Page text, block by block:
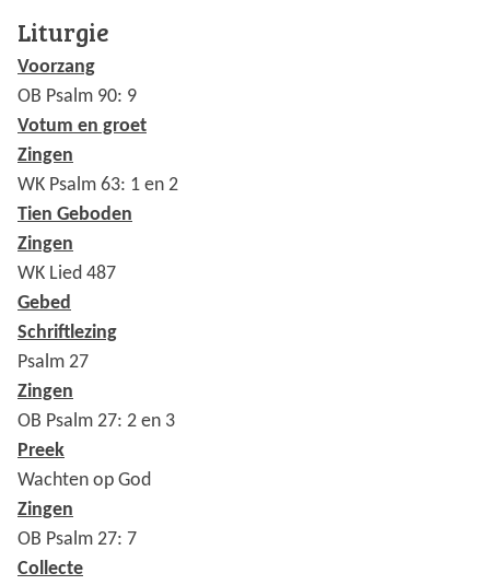
Liturgie
Voorzang
OB Psalm 90: 9
Votum en groet
Zingen
WK Psalm 63: 1 en 2
Tien Geboden
Zingen
WK Lied 487
Gebed
Schriftlezing
Psalm 27
Zingen
OB Psalm 27: 2 en 3
Preek
Wachten op God
Zingen
OB Psalm 27: 7
Collecte